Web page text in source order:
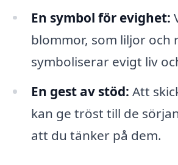
En symbol för evighet:
blommor, som liljor och
symboliserar evigt liv
En gest av stöd: Att
kan ge tröst till de
att du tänker på dem.